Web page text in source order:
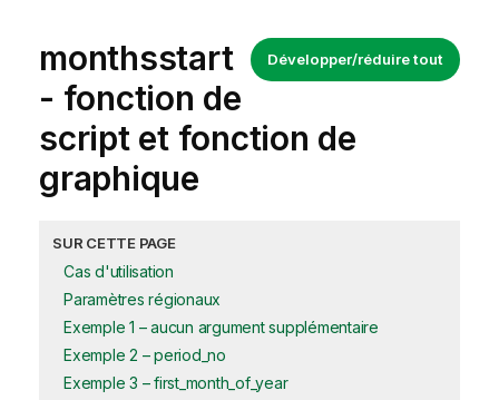
Développer/réduire tout
monthsstart
- fonction de
script et fonction de
graphique
SUR CETTE PAGE
Cas d'utilisation
Paramètres régionaux
Exemple 1 – aucun argument supplémentaire
Exemple 2 – period_no
Exemple 3 – first_month_of_year